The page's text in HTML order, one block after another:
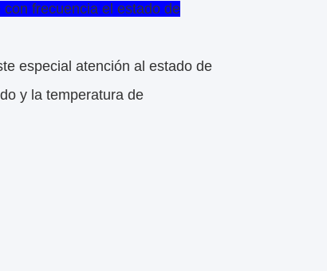
con frecuencia el estado de
especial atención al estado de
y la temperatura de